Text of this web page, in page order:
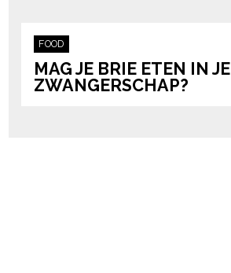
FOOD
MAG JE BRIE ETEN IN JE
ZWANGERSCHAP?